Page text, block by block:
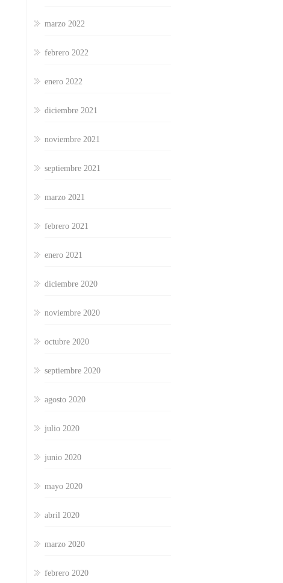
marzo 2022
febrero 2022
enero 2022
diciembre 2021
noviembre 2021
septiembre 2021
marzo 2021
febrero 2021
enero 2021
diciembre 2020
noviembre 2020
octubre 2020
septiembre 2020
agosto 2020
julio 2020
junio 2020
mayo 2020
abril 2020
marzo 2020
febrero 2020